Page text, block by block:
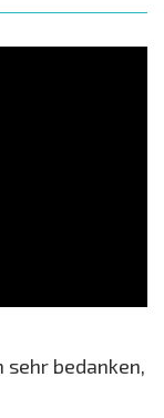
sehr bedanken,